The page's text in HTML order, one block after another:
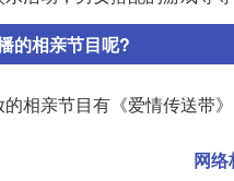
的相亲节目呢?
相亲节目有《爱情传送带》
网络